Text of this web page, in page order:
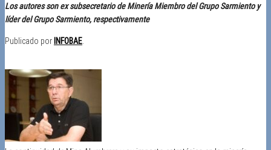
Los autores son ex subsecretario de Minería Miembro del Grupo Sarmiento y
líder del Grupo Sarmiento, respectivamente
Publicado por INFOBAE.